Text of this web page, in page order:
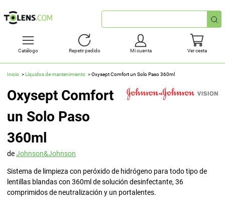
Búsqueda
rápida
Catálogo Repetir pedido Mi cuenta Ver cesta
Inicio Líquidos de mantenimiento Oxysept Comfort un Solo Paso 360ml
Oxysept Comfort
un Solo Paso
360ml
deJohnson&Johnson
Sistema de limpieza con peróxido de hidrógeno para todo tipo de
lentillas blandas con 360ml de solución desinfectante, 36
comprimidos de neutralización y un portalentes.